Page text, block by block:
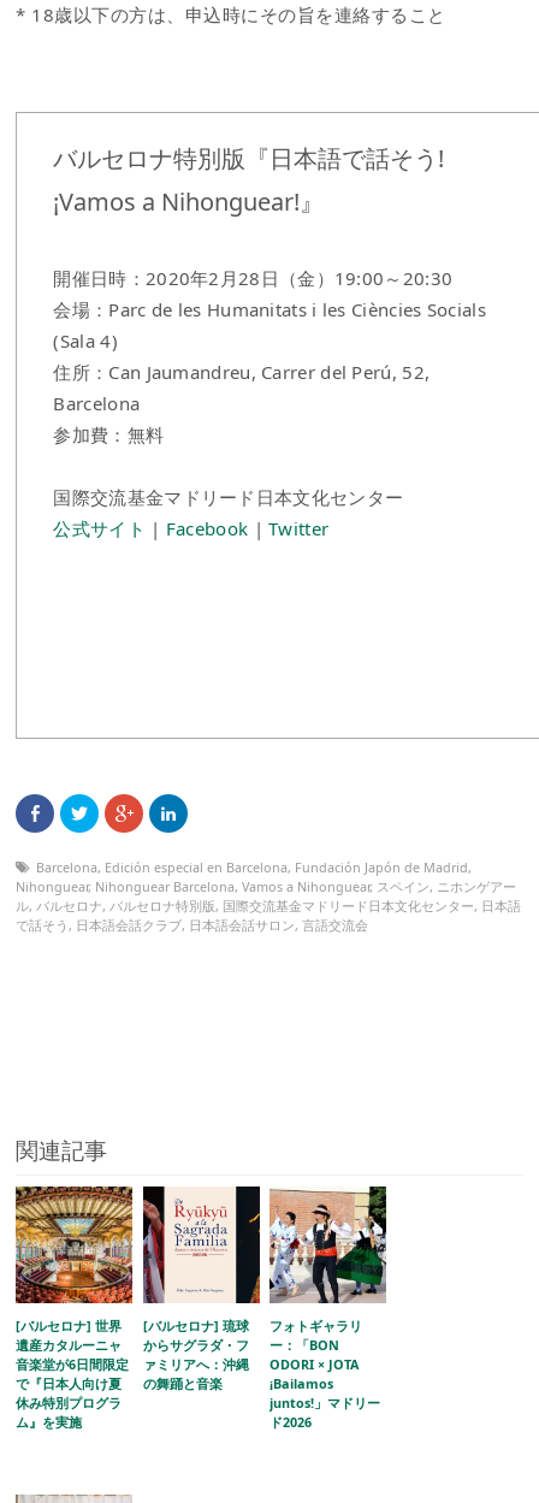
* 18歳以下の方は、申込時にその旨を連絡すること
バルセロナ特別版『日本語で話そう!
¡Vamos a Nihonguear!』
開催日時：2020年2月28日（金）19:00～20:30
会場：Parc de les Humanitats i les Ciències Socials
(Sala 4)
住所：Can Jaumandreu, Carrer del Perú, 52,
Barcelona
参加費：無料
国際交流基金マドリード日本文化センター
公式サイト | Facebook |Twitter
Barcelona, Edición especial en Barcelona, Fundación Japón de Madrid,
Nihonguear, Nihonguear Barcelona,Vamos a Nihonguear, スペイン, ニホンゲアー
ル, バルセロナ, バルセロナ特別版, 国際交流基金マドリード日本文化センター, 日本語
で話そう , 日本語会話クラブ, 日本語会話サロン,言語交流会
関連記事
[バルセロナ] 世界
遺産カタルーニャ
音楽堂が6日間限定
で『日本人向け夏
休み特別プログラ
ム』を実施
[バルセロナ] 琉球
からサグラダ・フ
ァミリアへ：沖縄
の舞踊と音楽
フォトギャラリ
ー：「BON
ODORI × JOTA
¡Bailamos
juntos!」マドリー
ド2026